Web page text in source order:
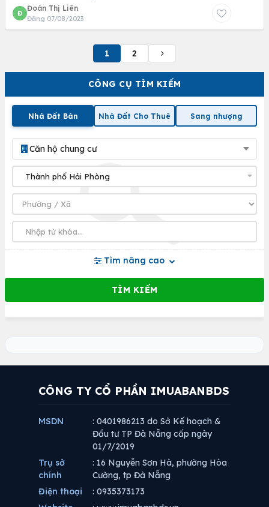
CÔNG CỤ TÌM KIẾM
Nhà Đất Bán Nhà Đất Cho Thuê Sang nhượng
Căn hộ chung cư
Tìm nâng cao
Đ
Đoàn Thị Liên
Đăng 07/08/2023
1 2
CÔNG TY CỔ PHẦN IMUABANBDS
MSDN
: 0401986213 do Sở Kế hoạch &
Đầu tư TP Đà Nẵng cấp ngày
01/7/2019
Trụ sở
chính
: 16 Nguyễn Sơn Hà, phường Hòa
Cường, tp Đà Nẵng
Điện thoại
: 0935373173